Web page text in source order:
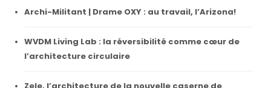
Archi-Militant | Drame OXY : au travail, l’Arizona!
WVDM Living Lab : la réversibilité comme cœur de
l’architecture circulaire